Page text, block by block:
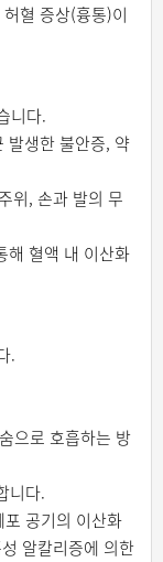
혈 증상(흉통)이
니다.
발생한 불안증, 약
위, 손과 발의 무
해 혈액 내 이산화
.
으로 호흡하는 방
니다.
공기의 이산화
알칼리증에 의한